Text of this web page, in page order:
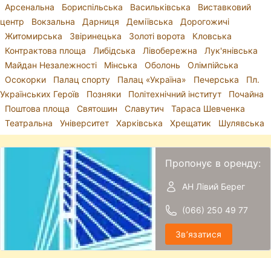
Арсенальна Бориспільська Васильківська
Виставковий
центр
Вокзальна Дарниця Деміївська
Дорогожичі
Житомирська
Звіринецька Золоті ворота
Кловська
Контрактова площа
Либідська Лівобережна
Лук'янівська
Майдан Незалежності
Мінська Оболонь
Олімпійська
Осокорки
Палац спорту Палац «Україна» Печерська
Пл.
Українських Героїв
Позняки Політехнічний інститут
Почайна
Поштова площа
Святошин Славутич
Тараса Шевченка
Театральна
Університет Харківська Хрещатик Шулявська
Пропонує в оренду:
АН Лівий Берег
(066) 250 49 77
Звʼязатися